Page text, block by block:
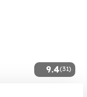
9.4(31)